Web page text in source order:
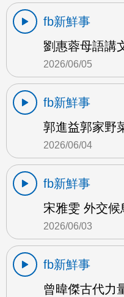
fb新鮮事
劉惠蓉母語講
2026/06/05
fb新鮮事
郭進益郭家野
2026/06/04
fb新鮮事
宋雅雯 外交
2026/06/03
fb新鮮事
曾暐傑古代力